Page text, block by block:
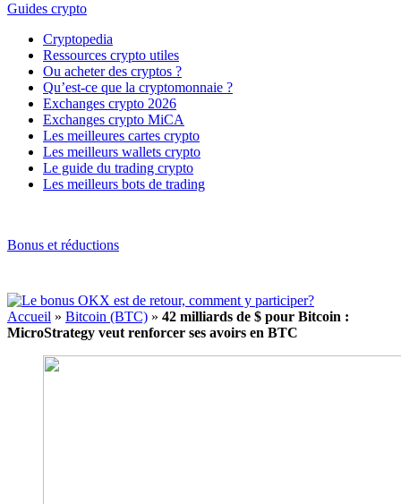
Guides crypto
Cryptopedia
Ressources crypto utiles
Ou acheter des cryptos ?
Qu’est-ce que la cryptomonnaie ?
Exchanges crypto 2026
Exchanges crypto MiCA
Les meilleures cartes crypto
Les meilleurs wallets crypto
Le guide du trading crypto
Les meilleurs bots de trading
Bonus et réductions
Accueil » Bitcoin (BTC) » 42 milliards de $ pour Bitcoin :
MicroStrategy veut renforcer ses avoirs en BTC